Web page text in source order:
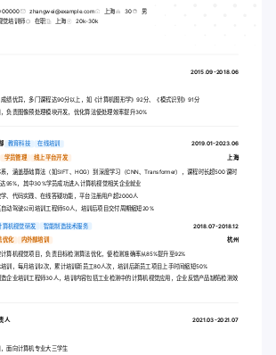
zhangwei@example.com 上海 30 男
觉培训师 在职 上海 20k-30k
2015.09-2018.06
绩优异，多门课程达90分以上，如《计算机图形学》92分、《模式识别》91分
负责图像预处理模块开发，优化算法使处理效率提升30%
教育科技 在线培训
2019.01-2023.06
学员管理 线上平台开发 上海
，涵盖基础算法（如SIFT、HOG）到深度学习（CNN、Transformer），课程时长超500课时
95%，其中30%学员成功进入计算机视觉相关企业就业
、代码实践、在线答疑功能，平台注册用户超2000人
动驾驶公司培训工程师50人，培训后项目交付周期缩短20%
算机视觉研发 智能制造技术服务 2018.07-2018.12
优化 内外部培训 杭州
算机视觉项目，负责目标检测算法优化，使检测准确率从85%提升至92%
训，每月培训2次，累计培训新员工80人次，培训后新员工项目上手时间缩短50%
企业培训工程师30人，培训内容包括工业检测中的计算机视觉应用，企业反馈产品缺陷检测效
人 2021.03-2021.07
面向计算机专业大三学生